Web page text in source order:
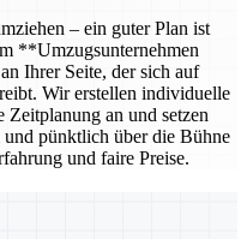
– ein guter Plan ist
**Umzugsunternehmen
Ihrer Seite, der sich auf
Wir erstellen individuelle
Zeitplanung an und setzen
und pünktlich über die Bühne
und faire Preise.